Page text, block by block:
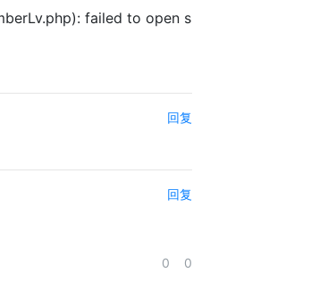
failed to open s
回复
回复
0 0